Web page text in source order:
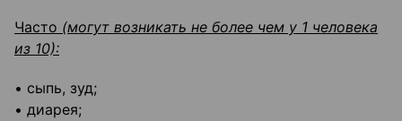
Часто (могут возникать не более чем у 1 человека
из 10):
• сыпь, зуд;
• диарея;